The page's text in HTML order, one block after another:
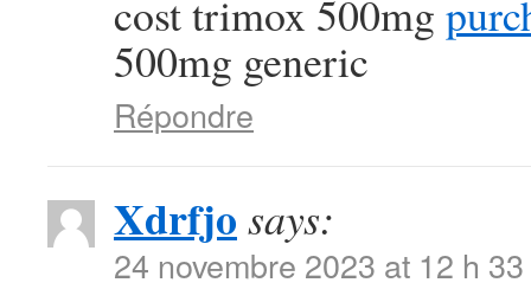
cost trimox 500mg
500mg generic
Répondre
Xdrfjo says:
24 novembre 2023 at 12 h